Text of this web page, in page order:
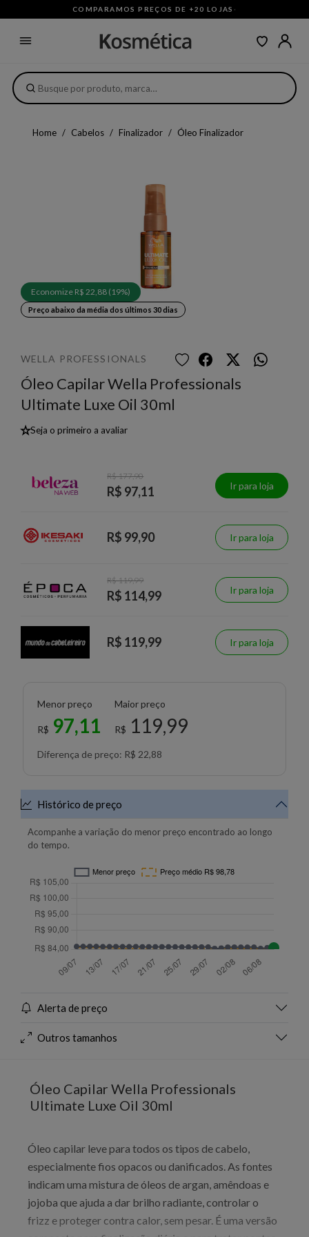
COMPARAMOS PREÇOS DE +20 LOJAS ·
Home Cabelos Finalizador Óleo Finalizador
Economize R$ 22,88 (19%)
Preço abaixo da média dos últimos 30 dias
WELLA PROFESSIONALS
Óleo Capilar Wella Professionals
Ultimate Luxe Oil 30ml
★Seja o primeiro a avaliar
R$ 177,90
R$ 97,11 Ir para loja
R$ 99,90 Ir para loja
R$ 119,99
R$ 114,99 Ir para loja
R$ 119,99 Ir para loja
Menor preço
R$ 97,11
Maior preço
R$ 119,99
Diferença de preço: R$ 22,88
Histórico de preço
Acompanhe a variação do menor preço encontrado ao longo
do tempo.
Alerta de preço
Outros tamanhos
Óleo Capilar Wella Professionals
Ultimate Luxe Oil 30ml
Óleo capilar leve para todos os tipos de cabelo,
especialmente fios opacos ou danificados. As fontes
indicam uma mistura de óleos de argan, amêndoas e
jojoba que ajuda a dar brilho radiante, controlar o
frizz e proteger contra calor, sem pesar. É uma versão